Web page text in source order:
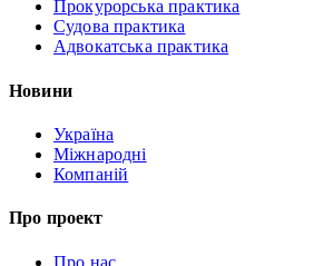
Прокурорська практика
Судова практика
Адвокатська практика
Новини
Україна
Міжнародні
Компаній
Про проект
Про нас